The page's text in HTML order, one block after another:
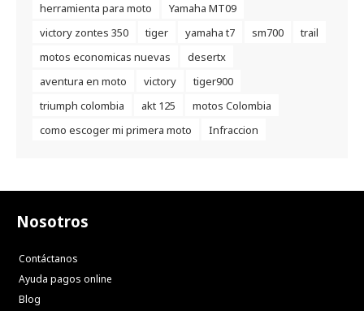
herramienta para moto
Yamaha MT09
victory zontes 350
tiger yamaha t7 sm700
trail
motos economicas nuevas
desertx
aventura en moto
victory
tiger900
triumph colombia
akt 125
motos Colombia
como escoger mi primera moto
Infraccion
Nosotros
Contáctanos
Ayuda pagos online
Blog